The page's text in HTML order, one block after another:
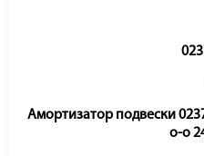
Амортизатор подвески
o-o